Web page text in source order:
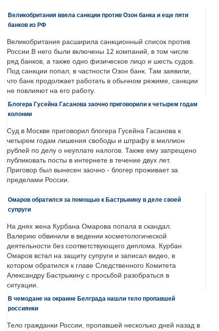
Великобритания ввела санкции против Озон банка и еще пяти
банков из РФ
Великобритания расширила санкционный список против
России.В него были включены 12 компаний, в том числе
ряд банков, а также одно физическое лицо и шесть судов.
Под санкции попал, в частности Озон банк. Там заявили,
что банк продолжает работать в обычном режиме, санкции
не повлияют на его работу.
Блогера Гусейна Гасанова заочно приговорили к четырем годам
колонии
Суд в Москве приговорил блогера Гусейна Гасанова к
четырем годам лишения свободы и штрафу в миллион
рублей по делу о неуплате налогов. Также ему запрещено
публиковать посты в интернете в течение двух лет.
Приговор был вынесен заочно - блогер проживает за
пределами России.
Омаров обратился за помощью к Бастрыкину в деле своей
супруги
На днях жена Курбана Омарова попала в скандал.
Валерию обвинили в ведении косметологической
деятельности без соответствующего диплома. Курбан
Омаров встал на защиту супруги и записал видео, в
котором обратился к главе Следственного Комитета
Александру Бастрыкину с просьбой разобраться в
ситуации.
В чемодане на окраине Белграда нашли тело пропавшей
россиянки
Тело гражданки России, пропавшей несколько дней назад в